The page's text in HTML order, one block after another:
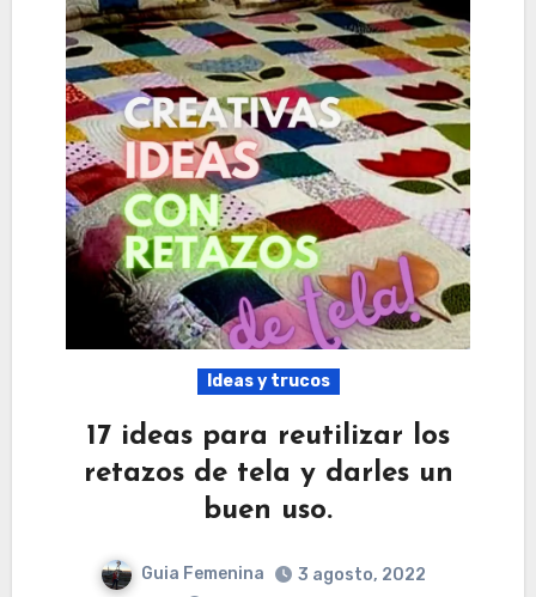
Ideas y trucos
17 ideas para reutilizar los
retazos de tela y darles un
buen uso.
Guia Femenina
3 agosto, 2022